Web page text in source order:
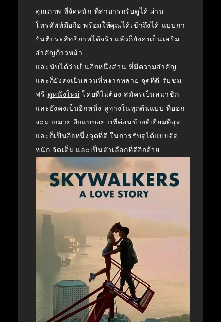
คุณภาพ ที่จัดหนัก ที่สามารถรับดูได้ ผ่าน
โทรศัพท์มือถือ พร้อมให้คุณได้เข้าถึงได้ แบบกา
รันตีประสิทธิภาพได้จริง แล้วก็ยังคงเป็นเสริม
สำคัญก้าวหน้า
และนับได้ว่าเป็นอีกหนึ่งส่วน ที่มีความสำคัญ
และก็ยังคงเป็นส่วนที่หลากหลาย จุดที่ดี รับชม
ฟรี ดูหนังใหม่ โดยที่ไม่ต้อง สมัครเป็นสมาชิก
และยังคงเป็นอีกหนึ่ง ลู่ทางในทุกต้นแบบ ที่ออก
จะมากมาย อีกแบบอย่างที่ค่อนข้างดีเยี่ยมที่สุด
และก็เป็นอีกหนึ่งจุดที่ดี ในการรับดูได้แบบจัด
หนัก จัดเต็ม และเป็นตัวเลือกที่ดีอีกด้วย